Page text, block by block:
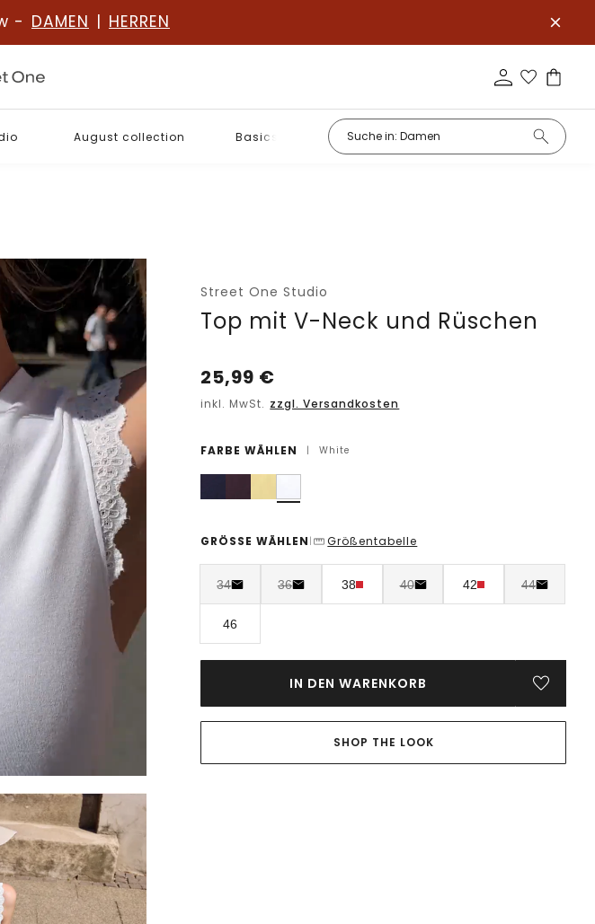
- DAMEN | HERREN
August collection Basics
Street One Studio
Top mit V-Neck und Rüschen
25,99 €
inkl. MwSt. zzgl. Versandkosten
FARBE WÄHLEN | White
GRÖSSE WÄHLEN | Größentabelle
34 36 38 40 42 44
46
IN DEN WARENKORB
SHOP THE LOOK